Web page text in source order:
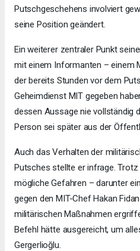
Putschgeschehens involviert
seine Position geändert.
Ein weiterer zentraler Punkt
mit einem Informanten – einem
der bereits Stunden vor dem
Geheimdienst MIT gegeben
dessen Aussage nie vollständig
Person sei später aus der
Auch das Verhalten der
Putsches stellte er infrage.
mögliche Gefahren – darunter
gegen den MIT-Chef Hakan
militärischen Maßnahmen
Befehl hätte ausgereicht, um
Gergerlioğlu.